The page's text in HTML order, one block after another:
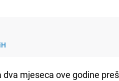
dva mjeseca ove godine